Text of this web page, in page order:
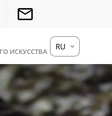
RU
ИСКУССТВА